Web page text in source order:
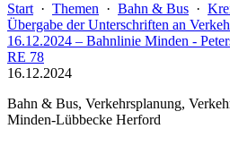
Start · Themen · Bahn & Bus ·
Übergabe der Unterschriften an
16.12.2024 – Bahnlinie Minden -
RE 78
16.12.2024
Bahn & Bus, Verkehrsplanung,
Minden-Lübbecke Herford